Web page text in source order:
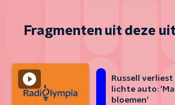
Fragmenten uit deze
Russell
lichte auto:
bloemen'